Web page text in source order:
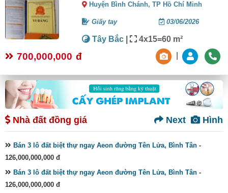
Huyện Bình Chánh,TP Hồ Chí Minh
Giấy tay 03/06/2026
Tây Bắc | 4x15=60 m²
700,000,000 đ
Nhà đất đồng giá Hình
Next
Bán 3 lô đất biệt thự ngay Aeon đường Tên Lửa, Bình Tân -
126,000,000,000 đ
Bán 3 lô đất biệt thự ngay Aeon đường Tên Lửa, Bình Tân -
126,000,000,000 đ